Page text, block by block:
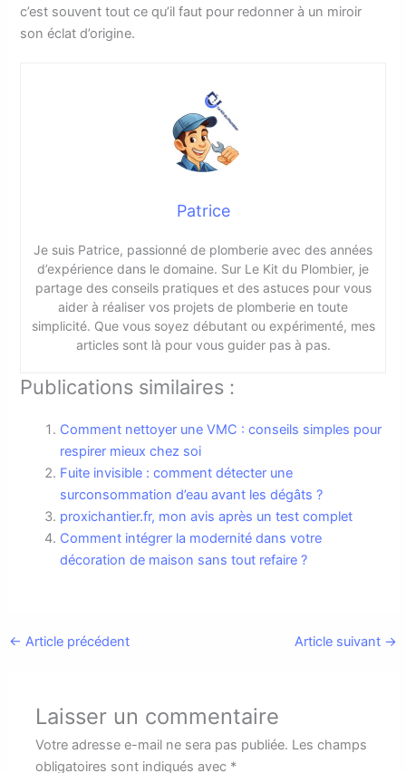
c’est souvent tout ce qu’il faut pour redonner à un miroir
son éclat d’origine.
Patrice
Je suis Patrice, passionné de plomberie avec des années
d’expérience dans le domaine. Sur Le Kit du Plombier, je
partage des conseils pratiques et des astuces pour vous
aider à réaliser vos projets de plomberie en toute
simplicité. Que vous soyez débutant ou expérimenté, mes
articles sont là pour vous guider pas à pas.
Publications similaires :
Comment nettoyer une VMC : conseils simples pour
respirer mieux chez soi
Fuite invisible : comment détecter une
surconsommation d’eau avant les dégâts ?
proxichantier.fr, mon avis après un test complet
Comment intégrer la modernité dans votre
décoration de maison sans tout refaire ?
← Article précédent Article suivant →
Laisser un commentaire
Votre adresse e-mail ne sera pas publiée. Les champs
obligatoires sont indiqués avec *